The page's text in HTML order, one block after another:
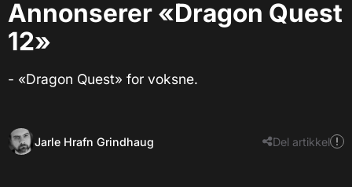
Annonserer «Dragon Quest
12»
- «Dragon Quest» for voksne.
Jarle Hrafn Grindhaug Del artikkel